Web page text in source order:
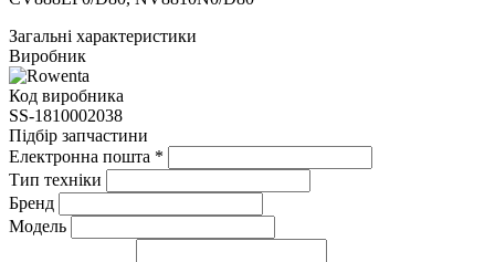
Загальні характеристики
Виробник
Код виробника
SS-1810002038
Підбір запчастини
Електронна пошта *
Тип техніки
Бренд
Модель